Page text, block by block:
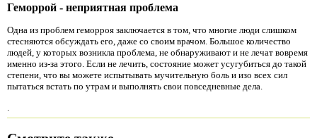
Геморрой - неприятная проблема
Одна из проблем геморроя заключается в том, что многие люди слишком
стесняются обсуждать его, даже со своим врачом. Большое количество
людей, у которых возникла проблема, не обнаруживают и не лечат вовремя
именно из-за этого. Если не лечить, состояние может усугубиться до такой
степени, что вы можете испытывать мучительную боль и изо всех сил
пытаться встать по утрам и выполнять свои повседневные дела.